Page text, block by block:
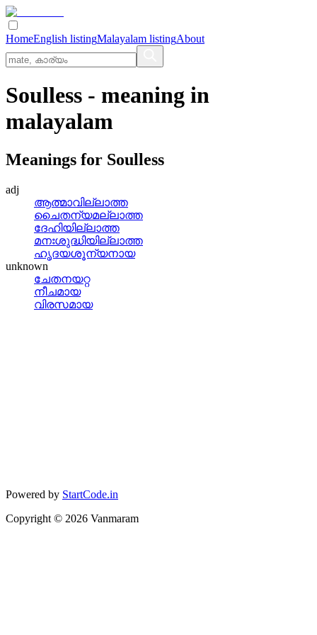
HomeEnglish listingMalayalam listingAbout
Soulless - meaning in
malayalam
Meanings for Soulless
adj
ആത്മാവില്ലാത്ത
ചൈതന്യമല്ലാത്ത
ദേഹിയില്ലാത്ത
മനഃശുദ്ധിയില്ലാത്ത
ഹൃദയശൂന്യനായ
unknown
ചേതനയറ്റ
നീചമായ
വിരസമായ
Powered by StartCode.in
Copyright © 2026 Vanmaram